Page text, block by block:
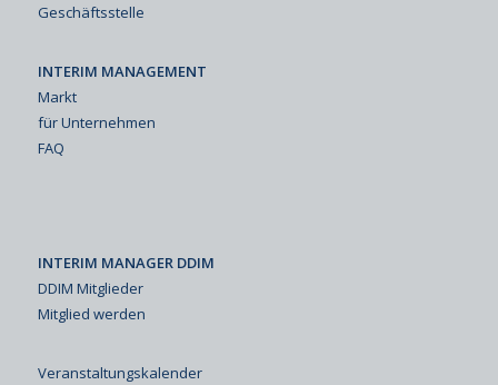
Geschäftsstelle
INTERIM MANAGEMENT
Markt
für Unternehmen
FAQ
INTERIM MANAGER DDIM
DDIM Mitglieder
Mitglied werden
Veranstaltungskalender